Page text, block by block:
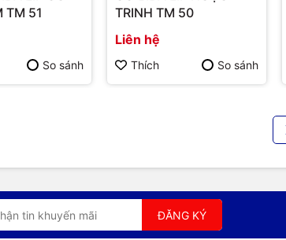
TM 51
So sánh
TRINH TM 50
Liên hệ
Thích So sánh
ĐĂNG KÝ